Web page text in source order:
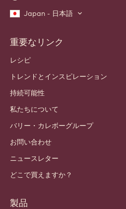
Japan - 日本語
Footer
Callebaut
重要なリンク
レシピ
トレンドとインスピレーション
持続可能性
私たちについて
バリー・カレボーグループ
お問い合わせ
ニュースレター
どこで買えますか？
製品